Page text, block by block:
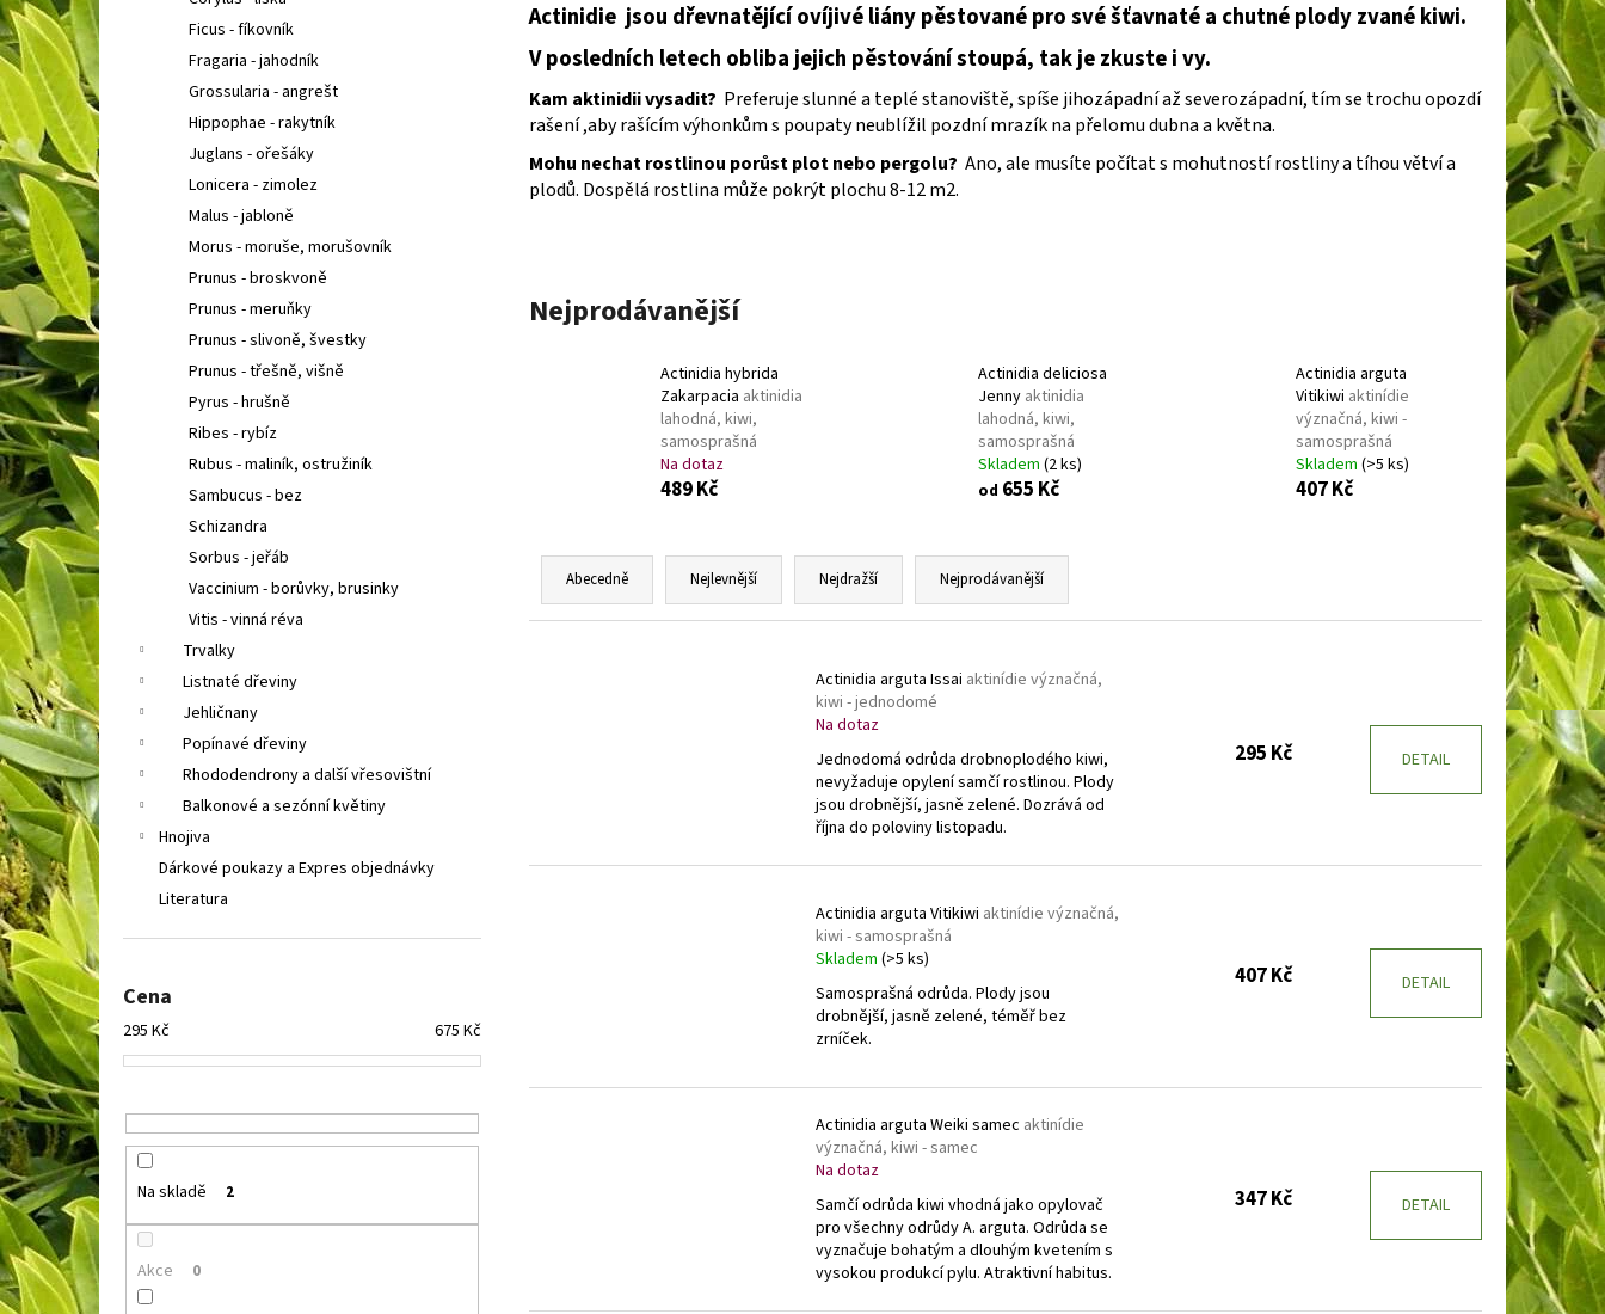
l
Ficus - fíkovník
Fragaria - jahodník
Grossularia - angrešt
Hippophae - rakytník
Juglans - ořešáky
Lonicera - zimolez
Malus - jabloně
Morus - moruše, morušovník
Prunus - broskvoně
Prunus - meruňky
Prunus - slivoně, švestky
Prunus - třešně, višně
Pyrus - hrušně
Ribes - rybíz
Rubus - maliník, ostružiník
Sambucus - bez
Schizandra
Sorbus - jeřáb
Vaccinium - borůvky, brusinky
Vitis - vinná réva
Trvalky
Listnaté dřeviny
Jehličnany
Popínavé dřeviny
Rhododendrony a další vřesovištní
Balkonové a sezónní květiny
Hnojiva
Dárkové poukazy a Expres objednávky
Literatura
Cena
295 Kč 675 Kč
Na skladě 2
Akce 0
Actinidie jsou dřevnatějící ovíjivé liány pěstované pro své šťavnaté a chutné plody zvané kiwi.
V posledních letech obliba jejich pěstování stoupá, tak je zkuste i vy.
Kam aktinidii vysadit? Preferujeslunné a teplé stanoviště, spíše jihozápadní až severozápadní, tím se trochu opozdí
rašení ,aby rašícím výhonkům s poupaty neublížil pozdní mrazík na přelomu dubna a května.
Mohu nechat rostlinou porůst plot nebo pergolu? Ano, ale musíte počítat s mohutností rostliny a tíhou větví a
plodů. Dospělá rostlina může pokrýt plochu 8-12 m2.
Nejprodávanější
Actinidia hybrida
Zakarpacia aktinidia
lahodná, kiwi,
samosprašná
Na dotaz
489 Kč
Actinidia deliciosa
Jenny aktinidia
lahodná, kiwi,
samosprašná
Skladem (2 ks)
od 655 Kč
Actinidia arguta
Vitikiwi aktinídie
význačná, kiwi -
samosprašná
Skladem (>5 ks)
407 Kč
Ř
z
u
Abecedně Nejlevnější Nejdražší Nejprodávanější
o
Actinidia arguta Issai aktinídie význačná,
kiwi - jednodomé
Na dotaz
Jednodomá odrůda drobnoplodého kiwi,
nevyžaduje opylení samčí rostlinou. Plody
jsou drobnější, jasně zelené. Dozrává od
října do poloviny listopadu.
295 Kč DETAIL
Actinidia arguta Vitikiwi aktinídie význačná,
kiwi - samosprašná
Skladem (>5 ks)
Samosprašná odrůda. Plody jsou
drobnější, jasně zelené, téměř bez
zrníček.
407 Kč DETAIL
Actinidia arguta Weiki samec aktinídie
význačná, kiwi - samec
Na dotaz
Samčí odrůda kiwi vhodná jako opylovač
pro všechny odrůdy A. arguta. Odrůda se
vyznačuje bohatým a dlouhým kvetením s
vysokou produkcí pylu. Atraktivní habitus.
347 Kč DETAIL
CARPETHSKALNÍK ZAKRSLÝ
MENŠÍ
59 Kč